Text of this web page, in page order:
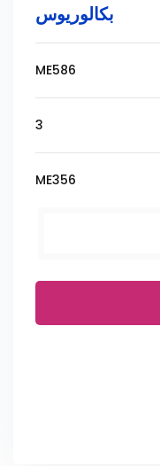
بكالوريوس
ME586
3
ME356